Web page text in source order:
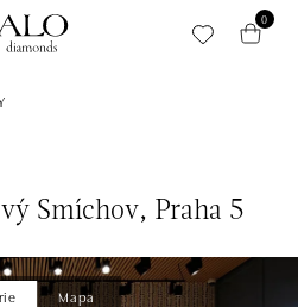
0
Smíchov, Praha 5
Mapa